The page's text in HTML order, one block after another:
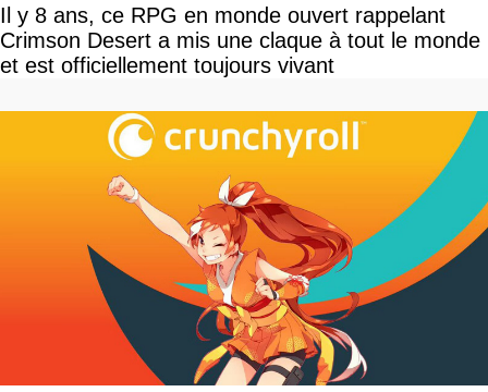
Il y 8 ans, ce RPG en monde ouvert rappelant
Crimson Desert a mis une claque à tout le monde
et est officiellement toujours vivant